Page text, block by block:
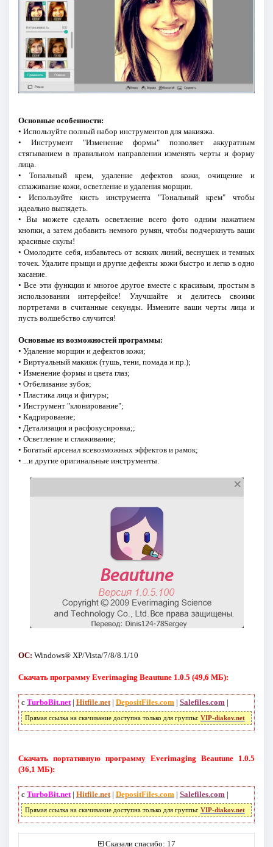
Основные особенности:
• Используйте полный набор инструментов для макияжа.
• Инструмент "Изменение формы" позволяет аккуратным
стягыванием в правильном направлении изменять черты и форму
лица.
• Тональный крем, удаление дефектов кожи, очищение и
сглаживание кожи, осветление и удаления морщин.
• Используйте кисть инструмента "Тональный крем" чтобы
идеально выглядеть.
• Вы можете сделать осветление всего фото одним нажатием
кнопки, а затем добавить немного румян, чтобы подчеркнуть ваши
красивые скулы!
• Омолодите себя, избавьтесь от всяких линий, веснушек и темных
точек. Удалите прыщи и другие дефекты кожи быстро и легко в одно
касание.
• Все эти функции и многое другое вместе с красивым, простым в
использовании интерфейсе! Улучшайте и делитесь своими
портретами в считанные секунды. Измените ваши черты лица и
пусть волшебство случится!
Основные из возможностей программы:
• Удаление морщин и дефектов кожи;
• Виртуальный макияж (тушь, тени, помада и пр.);
• Изменение формы и цвета глаз;
• Отбеливание зубов;
• Пластика лица и фигуры;
• Инструмент "клонирование";
• Кадрирование;
• Детализация и расфокусировка;;
• Осветление и сглаживание;
• Богатый арсенал всевозможных эффектов и рамок;
• ...и другие оригинальные инструменты.
ОС: Windows® XP/Vista/7/8/8.1/10
Скачать программу Everimaging Beautune 1.0.5 (49,6 МБ):
с TurboBit.net| Hitfile.net| DepositFiles.com | Salefiles.com |
Прямая ссылка на скачивание доступна только для группы: VIP-diakov.net
Скачать портативную программу Everimaging Beautune 1.0.5
(36,1 МБ):
с TurboBit.net| Hitfile.net| DepositFiles.com | Salefiles.com |
Прямая ссылка на скачивание доступна только для группы: VIP-diakov.net
Сказали спасибо: 17